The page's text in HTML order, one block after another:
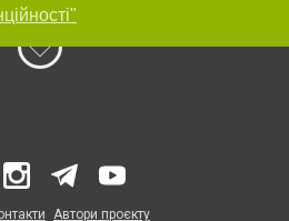
Автори проєкту